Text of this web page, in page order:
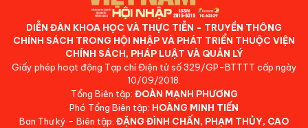
DIỄN ĐÀN KHOA HỌC VÀ THỰC TIỄN - TRUYỀN THÔNG
CHÍNH SÁCH TRONG HỘI NHẬP VÀ PHÁT TRIỂN THUỘC VIỆN
CHÍNH SÁCH, PHÁP LUẬT VÀ QUẢN LÝ
Giấy phép hoạt động Tạp chí Điện tử số 329/GP-BTTTT cấp ngày
10/09/2018.
Tổng Biên tập: ĐOÀN MẠNH PHƯƠNG
Phó Tổng Biên tập: HOÀNG MINH TIẾN
Ban Thư ký - Biên tập: ĐẶNG ĐÌNH CHẤN, PHẠM THỦY, CAO